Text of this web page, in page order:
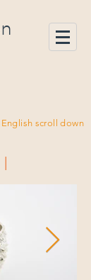
scroll down
|